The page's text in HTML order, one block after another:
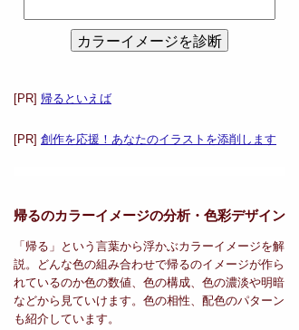
[PR] 帰るといえば
[PR] 創作を応援！あなたのイラストを添削します
帰るのカラーイメージの分析・ 色彩デザイン
「帰る」という言葉から浮かぶカラーイメージを解
説。どんな色の組み合わせで帰るのイメージが作ら
れているのか色の数値、色の構成、色の濃淡や明暗
などから見ていけます。色の相性、配色のパターン
も紹介しています。